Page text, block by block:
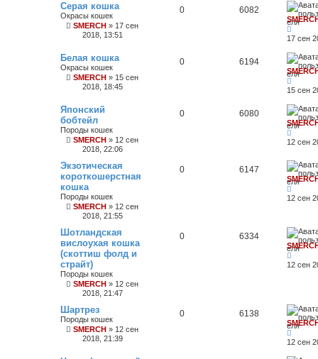
Серая кошка
Окрасы кошек
SMERCH » 17 сен
2018, 13:51
0 6082
17 сен
Белая кошка
Окрасы кошек
SMERCH » 15 сен
2018, 18:45
0 6194
15 сен
Японский
бобтейл
Породы кошек
SMERCH » 12 сен
2018, 22:06
0 6080
12 сен
Экзотическая
короткошерстная
кошка
Породы кошек
SMERCH » 12 сен
2018, 21:55
0 6147
12 сен
Шотландская
вислоухая кошка
(скоттиш фолд и
страйт)
Породы кошек
SMERCH » 12 сен
2018, 21:47
0 6334
12 сен
Шартрез
Породы кошек
SMERCH » 12 сен
2018, 21:39
0 6138
12 сен